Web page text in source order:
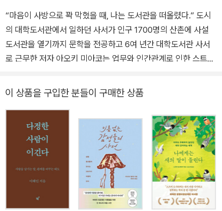
“마음이 사방으로 꽉 막혔을 때, 나는 도서관을 떠올렸다.” 도시
의 대학도서관에서 일하던 사서가 인구 1700명의 산촌에 사설
도서관을 열기까지 문학을 전공하고 6여 년간 대학도서관 사서
로 근무한 저자 아오키 미아코는 업무와 인간관계로 인한 스트레
을 앓게 되며 몸과 마음이 일시에 무너지는 경험을 하게 된다. 급
만, 그 순간에도 포기할 수 없었던 것은 언젠가 나만의 도서관을
열겠다던 꿈이었다. 도시 생활을 청산한 저자는 지중해 연구자인
남편 아오키 신페이와 함께 2016년 나라현 히가시요시노무라로
이주해 ‘루차 리브로’를 개관한다. 두 사람의 특별한 스토리는 일
본에서도 화제가 되어 〈아사히 신문〉을 비롯한 여러 언론에 소개
되었고, 우치다 다쓰루 등 일본의 지성인들이 ‘인문 지식의 거
점’으로 꼽으며 주목하는 공간이 되었다. 가장 내밀한 공간인 집
이 상품을 구입한 분들이 구매한 상품